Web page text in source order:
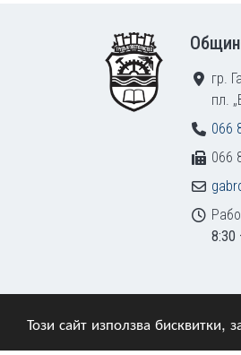
Този сайт използва бисквитки,
гр.
пл.
066
066
8:30
© 2009–2026 Община